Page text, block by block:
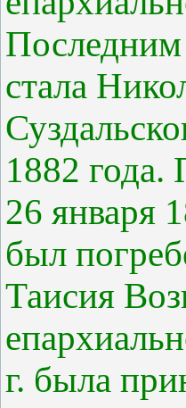
Последним
стала
1882 года.
26 января
был
Таисия
г. была